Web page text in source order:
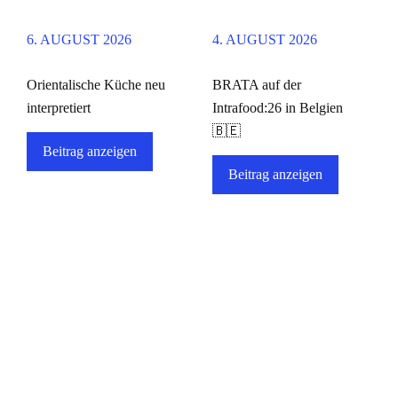
6. AUGUST 2026
Orientalische Küche neu
interpretiert
Beitrag anzeigen
4. AUGUST 2026
BRATA auf der
Intrafood:26 in Belgien
🇧🇪
Beitrag anzeigen